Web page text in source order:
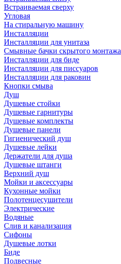
Встраиваемая сверху
Угловая
На стиральную машину
Инсталляции
Инсталляции для унитаза
Смывные бачки скрытого монтажа
Инсталляции для биде
Инсталляции для писсуаров
Инсталляции для раковин
Кнопки смыва
Душ
Душевые стойки
Душевые гарнитуры
Душевые комплекты
Душевые панели
Гигиенический душ
Душевые лейки
Держатели для душа
Душевые штанги
Верхний душ
Мойки и аксессуары
Кухонные мойки
Полотенцесушители
Электрические
Водяные
Слив и канализация
Сифоны
Душевые лотки
Биде
Подвесные